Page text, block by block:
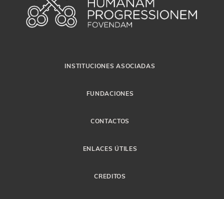
INSTITUCIONES ASOCIADAS
FUNDACIONES
CONTACTOS
ENLACES ÚTILES
CREDITOS